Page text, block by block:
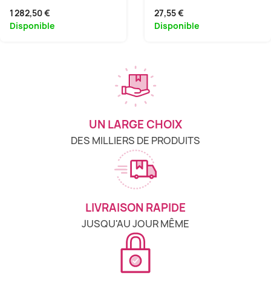
1 282,50 €
Disponible
27,55 €
Disponible
UN LARGE CHOIX
DES MILLIERS DE PRODUITS
LIVRAISON RAPIDE
JUSQU'AU JOUR MÊME